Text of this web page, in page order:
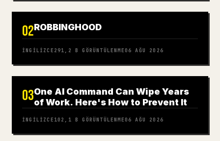
02ROBBINGHOOD
İNGILIZCE 291,2 B GÖRÜNTÜLENME06 AĞU 2026
03One AI Command Can Wipe Years
of Work. Here's How to Prevent It
İNGILIZCE 102,1 B GÖRÜNTÜLENME06 AĞU 2026